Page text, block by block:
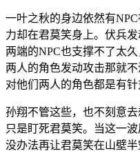
一叶之秋的身边依然有
力却在君莫笑身上。伏兵
两端的NPC也支撑不了太
两人的角色发动攻击那就
对他们两人的角色都是有针
孙翔不管这些，也不刻意
只是盯死君莫笑。当这一
没办法再让君莫笑在山壁